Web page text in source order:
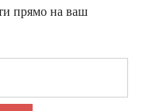
прямо на ваш